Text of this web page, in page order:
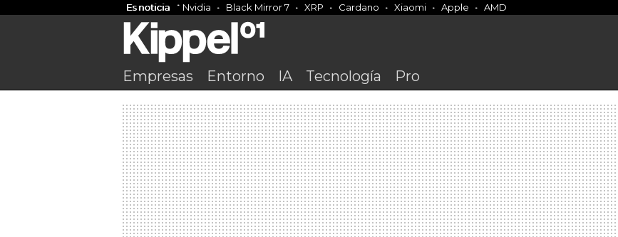
Es noticia Nvidia Black Mirror 7 XRP Cardano Xiaomi Apple AMD
Empresas Entorno IA Tecnología Pro